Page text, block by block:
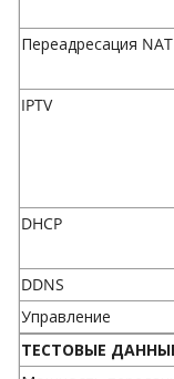
Переадресация NAT
IPTV
DHCP
DDNS
Управление
ТЕСТОВЫЕ